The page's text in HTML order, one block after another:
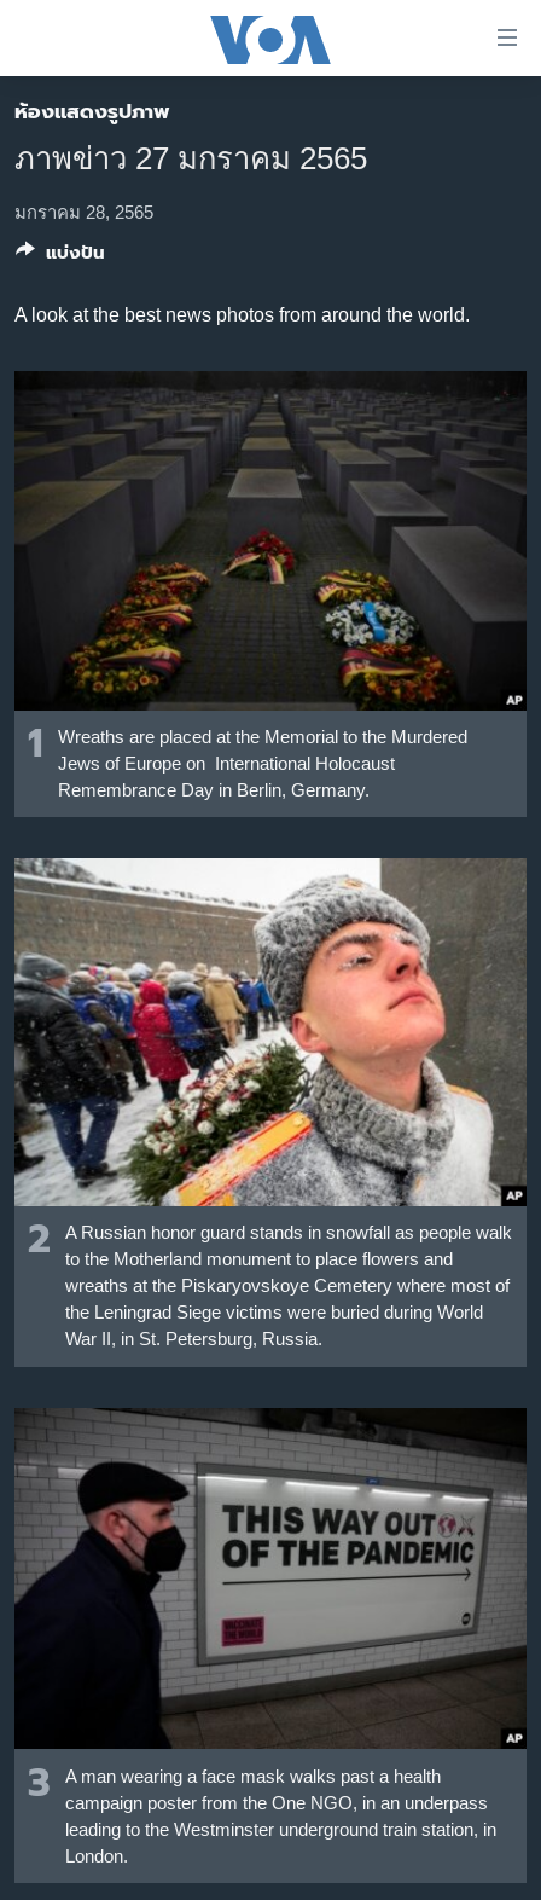
ต่อ
ไป
ข้าม
หน้า
ข้าม
หน้าหลัก
โลก
เอเชีย
สหรัฐฯ
ไทย
วิทยาศาสตร์
สังคมและสุขภาพ
ไลฟ์สไตล์
ตรวจสอบข่าว
เรียนรู้ภาษาอังกฤษ
พอดคาสต์
ติดตามเรา
เลือกภาษา
ห้องแสดงรูปภาพ
ภาพข่าว 27 มกราคม 2565
มกราคม 28, 2565
A look at the best news photos from around the world.
1
Wreaths are placed at the Memorial to the Murdered
Jews of Europe on International Holocaust
Remembrance Day in Berlin, Germany.
2
A Russian honor guard stands in snowfall as people walk
to the Motherland monument to place flowers and
wreaths at the Piskaryovskoye Cemetery where most of
the Leningrad Siege victims were buried during World
War II, in St. Petersburg, Russia.
3
A man wearing a face mask walks past a health
campaign poster from the One NGO, in an underpass
leading to the Westminster underground train station, in
London.
แบ่งปัน